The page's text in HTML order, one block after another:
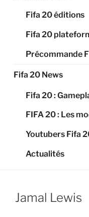
Fifa 20 éditions
Fifa 20
Précommande
Fifa 20 News
Fifa 20 :
FIFA 20 : Les
Youtubers Fifa
Actualités
Jamal Lewis